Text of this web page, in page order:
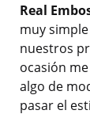
Real
muy
nuestros
ocasión
algo de
pasar el